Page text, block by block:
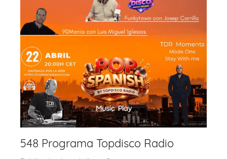
548 Programa Topdisco Radio